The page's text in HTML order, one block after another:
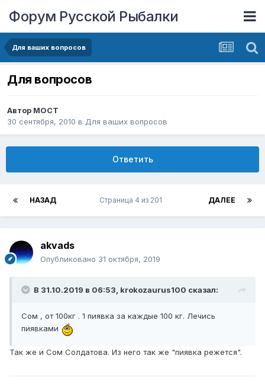
Форум Русской Рыбалки
Для ваших вопросов
Для вопросов
Автор MOCT
30 сентября, 2010 в Для ваших вопросов
Ответить
НАЗАД ДАЛЕЕ
Страница 4 из 201
akvads
Опубликовано 31 октября, 2019
В 31.10.2019 в 06:53, krokozaurus100 сказал:
Сом , от 100кг . 1 пиявка за каждые 100 кг. Лечись
пиявками
Так же и Сом Солдатова. Из него так же "пиявка режется".